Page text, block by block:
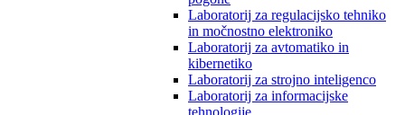
Laboratorij za regulacijsko tehniko
in močnostno elektroniko
Laboratorij za avtomatiko in
kibernetiko
Laboratorij za strojno inteligenco
Laboratorij za informacijske
tehnologije